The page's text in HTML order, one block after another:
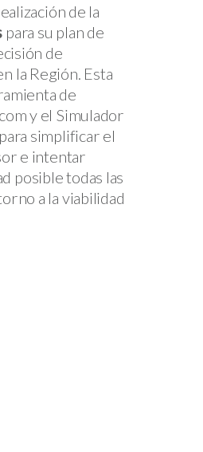
de la
para su plan de
de
la Región. Esta
de
y el Simulador
simplificar el
e intentar
posible todas las
a la viabilidad